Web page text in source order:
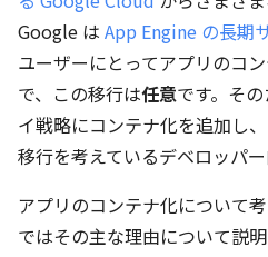
Google は App Engine の長期
ユーザーにとってアプリのコ
で、この移行は任意です。そ
イ戦略にコンテナ化を追加し
移行を考えているデベロッパー
アプリのコンテナ化について
ではその主な理由について説